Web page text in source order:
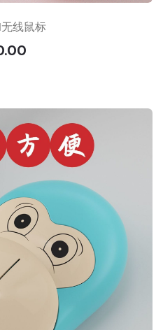
线鼠标